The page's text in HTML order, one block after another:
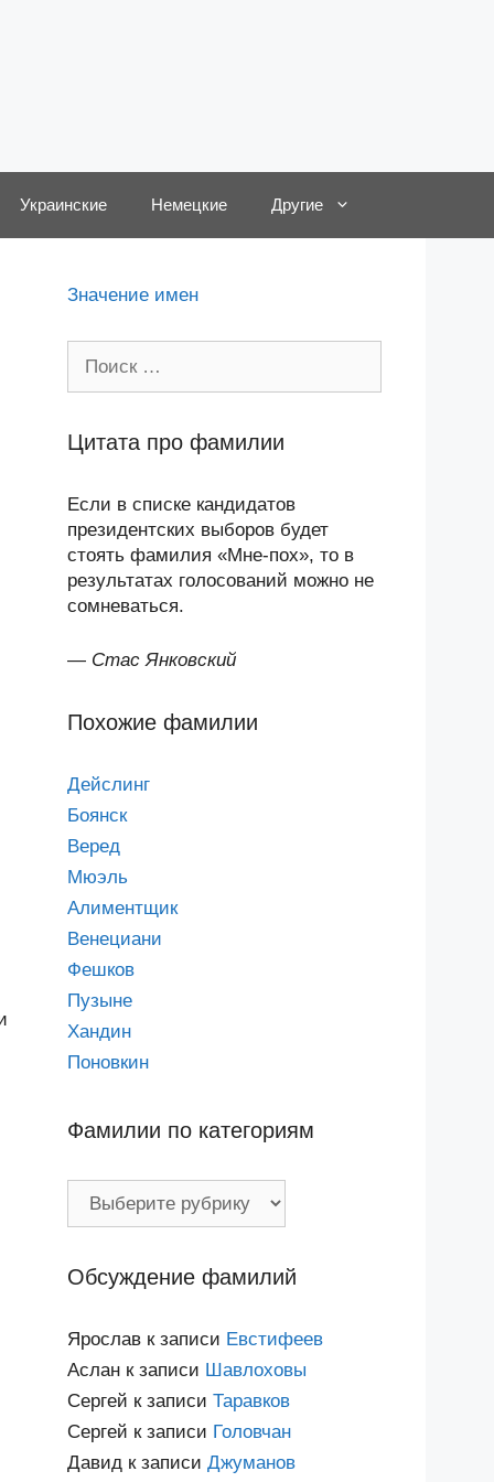
Украинские Немецкие Другие
Значение имен
Цитата про фамилии
Если в списке кандидатов
президентских выборов будет
стоять фамилия «Мне-пох», то в
результатах голосований можно не
сомневаться.
— Стас Янковский
Похожие фамилии
Дейслинг
Боянск
Веред
Мюэль
Алиментщик
Венециани
Фешков
Пузыне
Хандин
Поновкин
Фамилии по категориям
Обсуждение фамилий
Ярослав к записи Евстифеев
Аслан к записи Шавлоховы
Сергей к записи Таравков
Сергей к записи Головчан
Давид к записи Джуманов